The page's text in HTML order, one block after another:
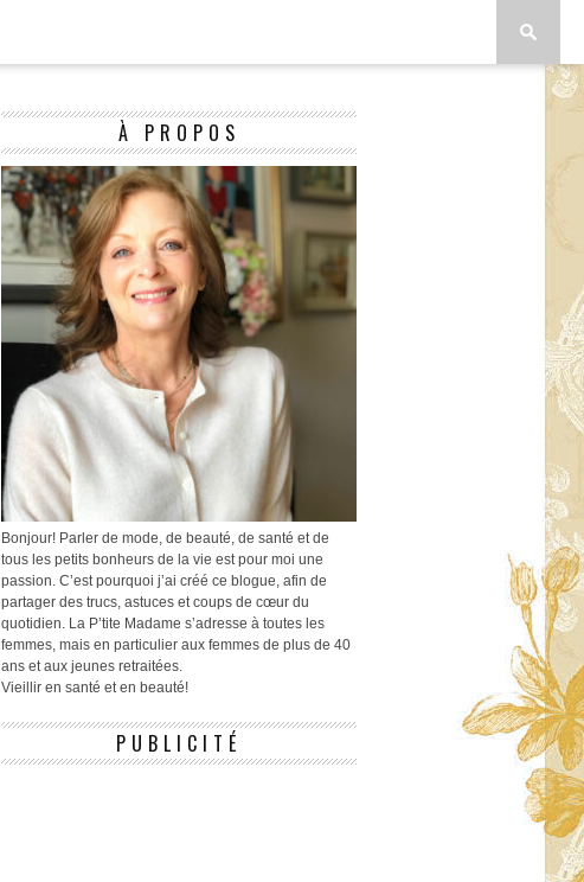
À PROPOS
Bonjour! Parler de mode, de beauté, de santé et de
tous les petits bonheurs de la vie est pour moi une
passion. C’est pourquoi j’ai créé ce blogue, afin de
partager des trucs, astuces et coups de cœur du
quotidien. La P’tite Madame s’adresse à toutes les
femmes, mais en particulier aux femmes de plus de 40
ans et aux jeunes retraitées.
Vieillir en santé et en beauté!
PUBLICITÉ